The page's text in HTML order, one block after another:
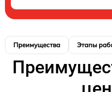
Преимущества Этапы